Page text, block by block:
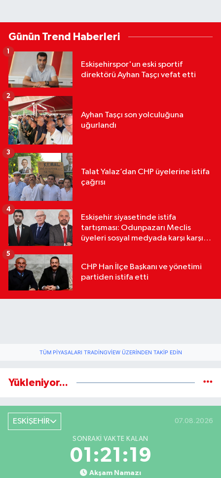
Günün Trend Haberleri
Eskişehirspor'un eski sportif
direktörü Ayhan Taşçı vefat etti
1
Ayhan Taşçı son yolculuğuna
uğurlandı
2
Talat Yalaz’dan CHP üyelerine istifa
çağrısı
3
Eskişehir siyasetinde istifa
tartışması: Odunpazarı Meclis
üyeleri sosyal medyada karşı karşıya
4
CHP Han İlçe Başkanı ve yönetimi
partiden istifa etti
5
TÜM PIYASALARI TRADINGVIEW ÜZERINDEN TAKIP EDIN
Yükleniyor...
ESKİŞEHİR 07.08.2026
SONRAKI VAKTE KALAN
01:21:18
Akşam Namazı